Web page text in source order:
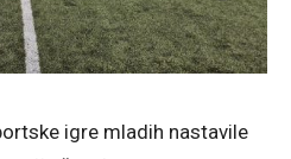
igre mladih nastavile